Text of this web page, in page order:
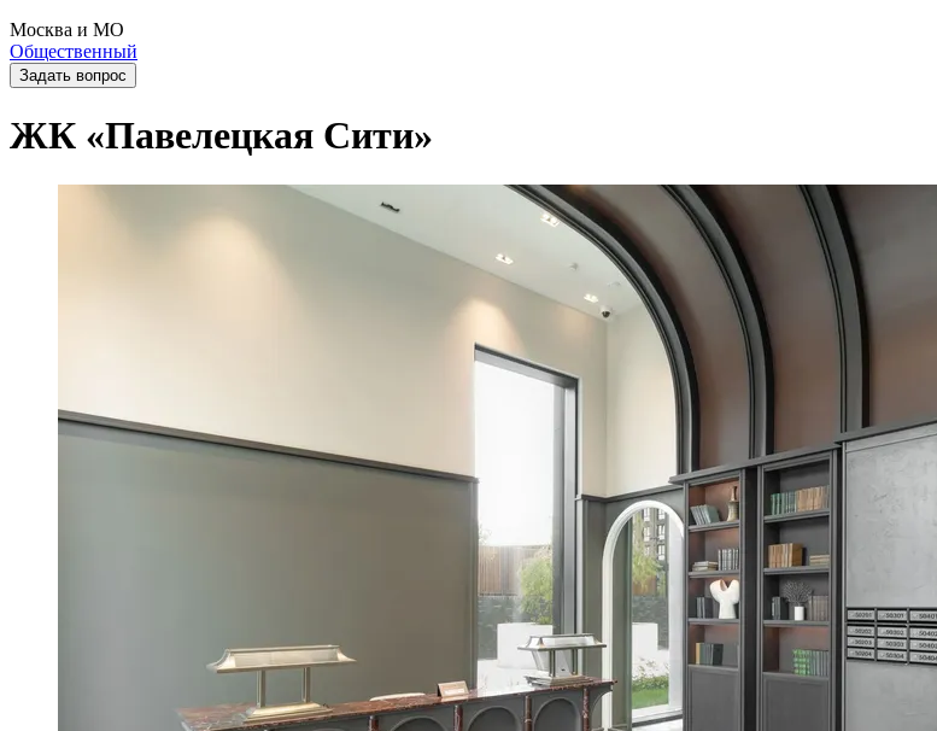
Москва и МО
Общественный
Задать вопрос
ЖК «Павелецкая Сити»